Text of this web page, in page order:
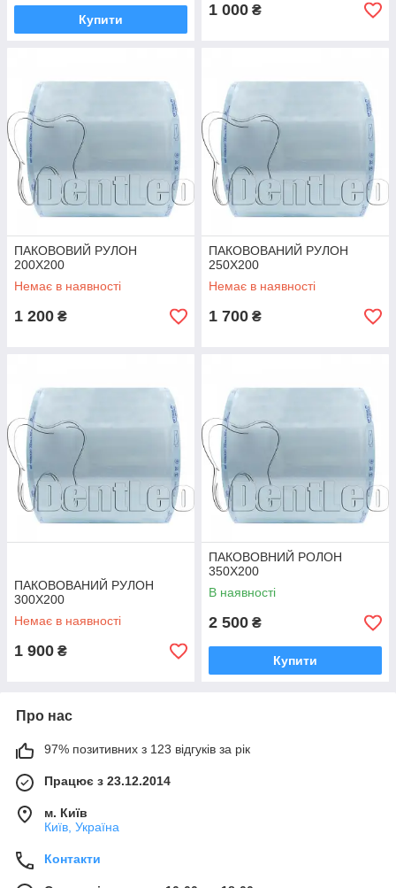
Купити
1 000 ₴
ПАКОВОВИЙ РУЛОН
200Х200
Немає в наявності
1 200 ₴
ПАКОВОВАНИЙ РУЛОН
250Х200
Немає в наявності
1 700 ₴
ПАКОВОВАНИЙ РУЛОН
300Х200
Немає в наявності
1 900 ₴
ПАКОВОВНИЙ РОЛОН
350Х200
В наявності
2 500 ₴
Купити
Про нас
97% позитивних з 123 відгуків за рік
Працює з 23.12.2014
м. Київ
Київ, Україна
Контакти